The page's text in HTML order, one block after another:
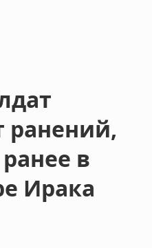
ранений,
в
Ирака